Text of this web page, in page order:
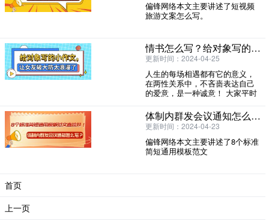
偏锋网络本文主要讲述了短视频
旅游文案怎么写。
情书怎么写？给对象写的小作文，让女友破大防太浪漫了
更新时间：2024-04-25
人生的每场相遇都有它的意义，
在两性关系中，不吝啬表达自己
的爱意，是一种诚意！ 大家平时
写情书小作
体制内群发会议通知怎么写？8个标准简短通用模板范文直接抄！
更新时间：2024-04-23
偏锋网络本文主要讲述了8个标准
简短通用模板范文
首页
上一页